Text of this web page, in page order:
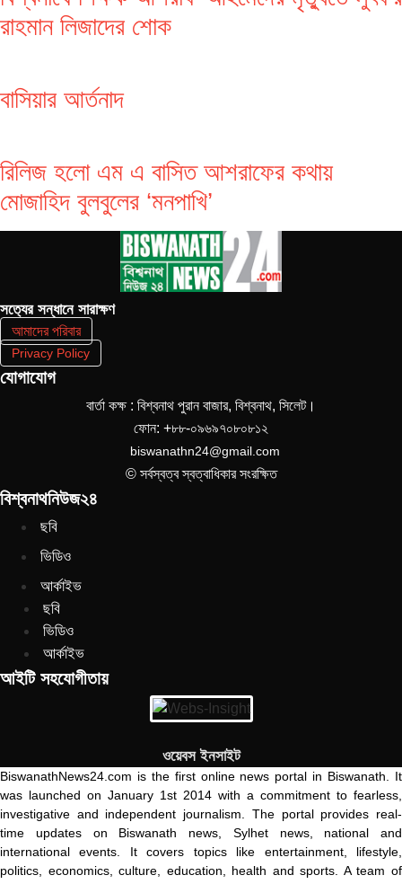
রাহমান লিজাদের শোক
বাসিয়ার আর্তনাদ
রিলিজ হলো এম এ বাসিত আশরাফের কথায়
মোজাহিদ বুলবুলের ‘মনপাখি’
সত‌্যের সন্ধানে সারাক্ষণ
আমাদের পরিবার
Privacy Policy
যোগাযোগ
বার্তা কক্ষ : বিশ্বনাথ পুরান বাজার, বিশ্বনাথ, সিলেট।
ফোন: +৮৮-০৯৬৯৭০৮০৮১২
biswanathn24@gmail.com
© সর্বস্বত্ব স্বত্বাধিকার সংরক্ষিত
বিশ্বনাথনিউজ২৪
ছবি
ভিডিও
আর্কাইভ
ছবি
ভিডিও
আর্কাইভ
আইটি সহযোগীতায়
ওয়েবস ইনসাইট
BiswanathNews24.com is the first online news portal in Biswanath. It
was launched on January 1st 2014 with a commitment to fearless,
investigative and independent journalism. The portal provides real-
time updates on Biswanath news, Sylhet news, national and
international events. It covers topics like entertainment, lifestyle,
politics, economics, culture, education, health and sports. A team of